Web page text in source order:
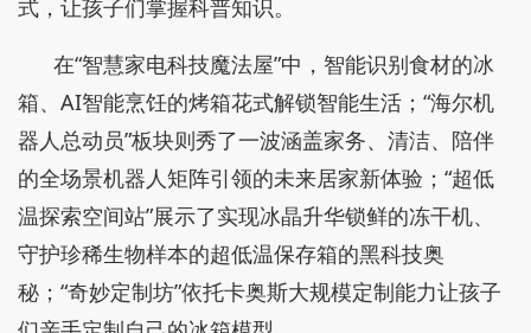
式，让孩子们掌握科普知识。
在“智慧家电科技魔法屋”中，智能识别食材的冰
箱、AI智能烹饪的烤箱花式解锁智能生活；“海尔机
器人总动员”板块则秀了一波涵盖家务、清洁、陪伴
的全场景机器人矩阵引领的未来居家新体验；“超低
温探索空间站”展示了实现冰晶升华锁鲜的冻干机、
守护珍稀生物样本的超低温保存箱的黑科技奥
秘；“奇妙定制坊”依托卡奥斯大规模定制能力让孩子